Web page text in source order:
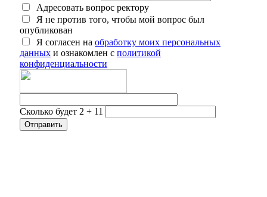
Адресовать вопрос ректору
Я не против того, чтобы мой вопрос был
опубликован
Я согласен на обработку моих персональных
данных и ознакомлен с политикой
конфиденциальности
Сколько будет 2 + 11